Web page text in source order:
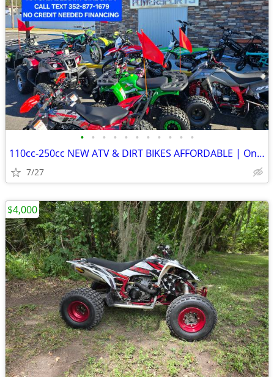
• • • • • • • • • • •
110cc-250cc NEW ATV & DIRT BIKES AFFORDABLE | On sale for $1,190-1,790
7/27
$4,000